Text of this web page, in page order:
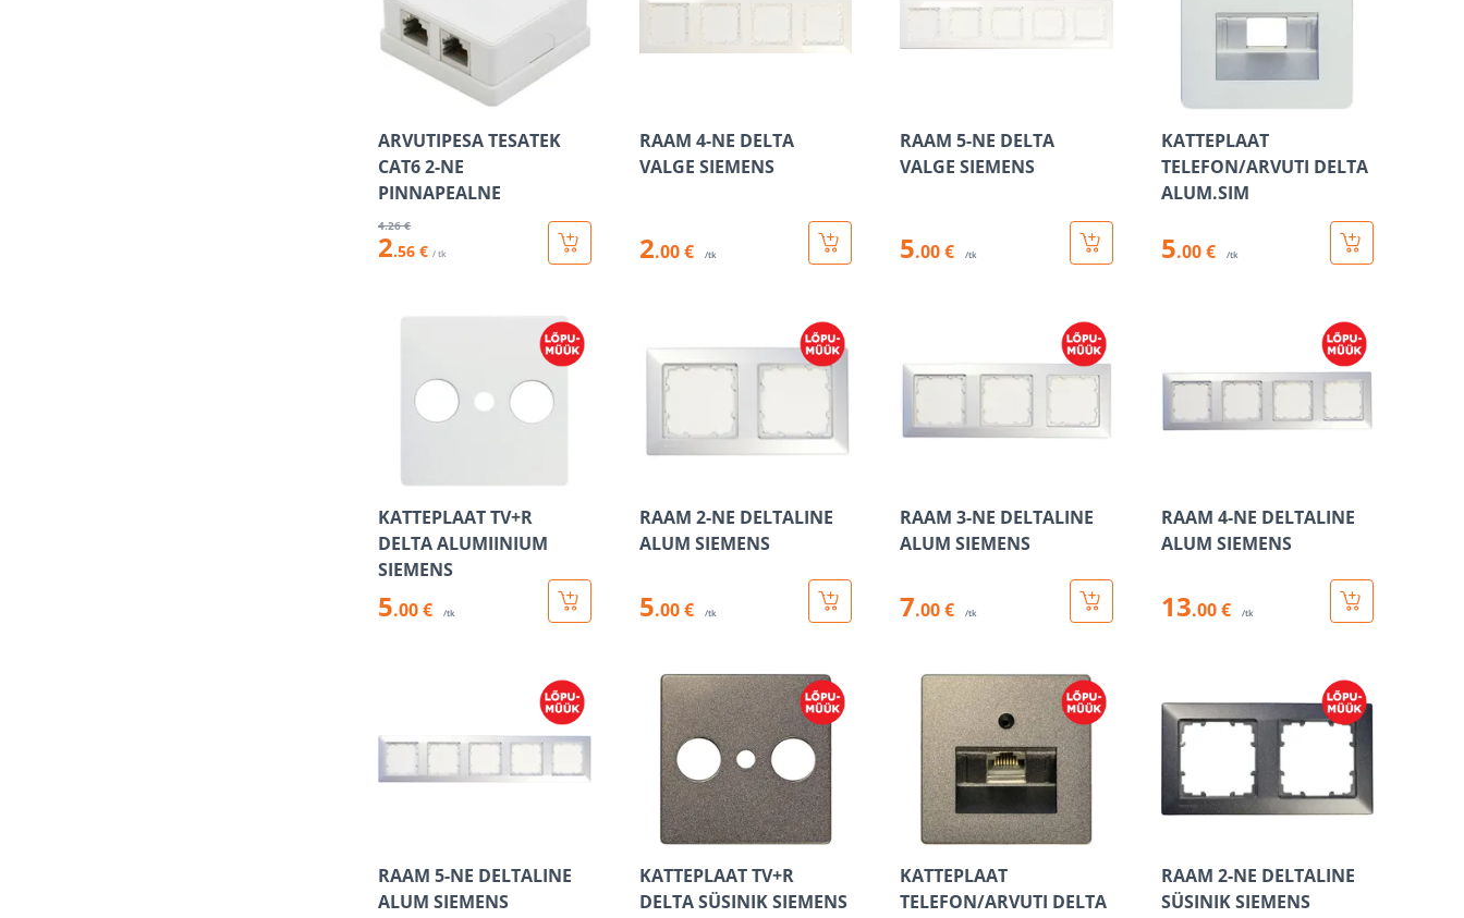
ARVUTIPESA TESATEK
CAT6 2-NE
PINNAPEALNE
4.26 €
2.56 € / tk
RAAM 4-NE DELTA
VALGE SIEMENS
2.00 € /tk
RAAM 5-NE DELTA
VALGE SIEMENS
5.00 € /tk
KATTEPLAAT
TELEFON/ARVUTI DELTA
ALUM.SIM
5.00 € /tk
KATTEPLAAT TV+R
DELTA ALUMIINIUM
SIEMENS
5.00 € /tk
RAAM 2-NE DELTALINE
ALUM SIEMENS
5.00 € /tk
RAAM 3-NE DELTALINE
ALUM SIEMENS
7.00 € /tk
RAAM 4-NE DELTALINE
ALUM SIEMENS
13.00 € /tk
RAAM 5-NE DELTALINE
ALUM SIEMENS
KATTEPLAAT TV+R
DELTA SÜSINIK SIEMENS
KATTEPLAAT
TELEFON/ARVUTI DELTA
RAAM 2-NE DELTALINE
SÜSINIK SIEMENS